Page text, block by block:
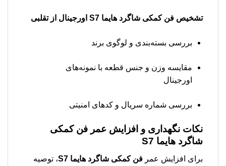
تشخیص فن کمکی شاگرد هایما S7 اورجینال از تقلبی
بررسی بسته‌بندی و لوگوی برند
مقایسه وزن و جنس قطعه با نمونه‌های
اورجینال
بررسی شماره سریال و کد‌های امنیتی
نکات نگهداری و افزایش عمر فن کمکی
شاگرد هایما S7
برای افزایش عمر فن کمکی شاگرد هایما S7
، توصیه